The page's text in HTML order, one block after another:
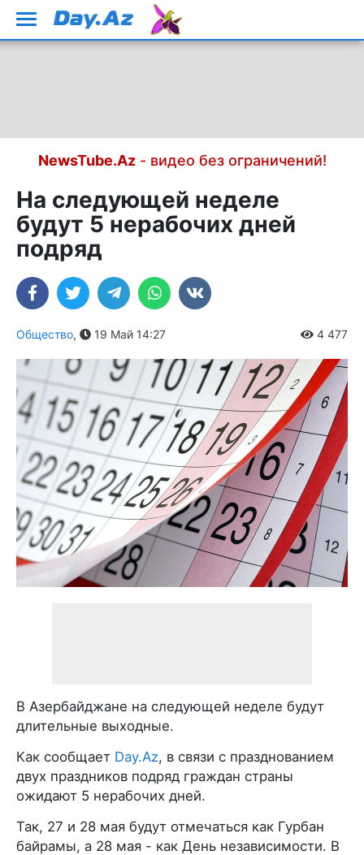
NewsTube.Az- видео без ограничений!
На следующей неделе
будут 5 нерабочих дней
подряд
Общество, 19 Май 14:27 4 477
В Азербайджане на следующей неделе будут
длительные выходные.
Как сообщает Day.Az, в связи с празднованием
двух праздников подряд граждан страны
ожидают 5 нерабочих дней.
Так, 27 и 28 мая будут отмечаться как Гурбан
байрамы, а 28 мая - как День независимости. В